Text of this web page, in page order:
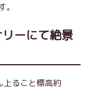
ーにて絶景
上ること標高約